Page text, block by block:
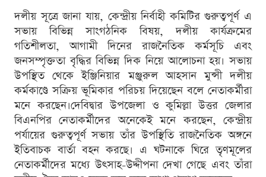
দলীয় সূত্রে জানা যায়, কেন্দ্রীয় নির্বাহী কমিটির গুরুত্বপূর্ণ এ
সভায় বিভিন্ন সাংগঠনিক বিষয়, দলীয় কার্যক্রমের
গতিশীলতা, আগামী দিনের রাজনৈতিক কর্মসূচি এবং
জনসম্পৃক্ততা বৃদ্ধির বিভিন্ন দিক নিয়ে আলোচনা হয়। সভায়
উপস্থিত থেকে ইঞ্জিনিয়ার মঞ্জুরুল আহসান মুন্সী দলীয়
কর্মকাণ্ডে সক্রিয় ভূমিকার পরিচয় দিয়েছেন বলে নেতাকর্মীরা
মনে করছেন।দেবিদ্বার উপজেলা ও কুমিল্লা উত্তর জেলার
বিএনপির নেতাকর্মীদের অনেকেই মনে করছেন, কেন্দ্রীয়
পর্যায়ের গুরুত্বপূর্ণ সভায় তাঁর উপস্থিতি রাজনৈতিক অঙ্গনে
ইতিবাচক বার্তা বহন করছে। এ ঘটনাকে ঘিরে তৃণমূলের
নেতাকর্মীদের মধ্যে উৎসাহ-উদ্দীপনা দেখা গেছে এবং তাঁরা